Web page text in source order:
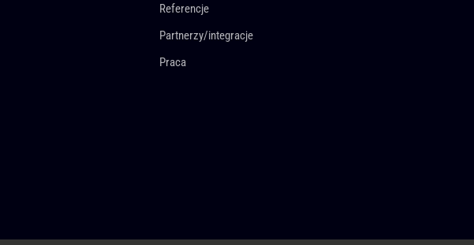
Referencje
Partnerzy/integracje
Praca